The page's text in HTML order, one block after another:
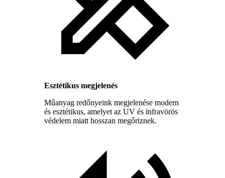
Esztétikus megjelenés
Műanyag redőnyeink megjelenése modern
és esztétikus, amelyet az UV és infravörös
védelem miatt hosszan megőriznek.